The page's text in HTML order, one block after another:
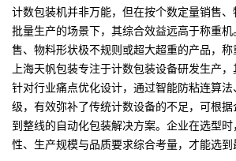
计数包装机并非万能，但在按个数定量销售
批量生产的场景下，其综合效益远高于称重
售、物料形状极不规则或超大超重的产品，称
上海天帆包装专注于计数包装设备研发生产
针对行业痛点优化设计，通过智能防粘连算
级，有效弥补了传统计数设备的不足，可根
到整线的自动化包装解决方案。企业在选型
性、生产规模与品质要求综合考量，才能选到